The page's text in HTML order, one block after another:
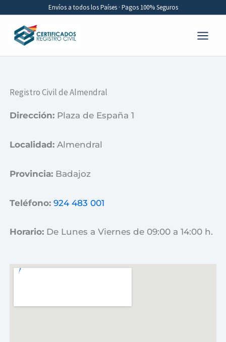
contenido
Envíos a todos los Países · Pagos 100% Seguros
Registro Civil de Almendral
Dirección: Plaza de España 1
Localidad:Almendral
Provincia: Badajoz
Teléfono: 924 483 001
Horario: De Lunes a Viernes de 09:00 a 14:00 h.